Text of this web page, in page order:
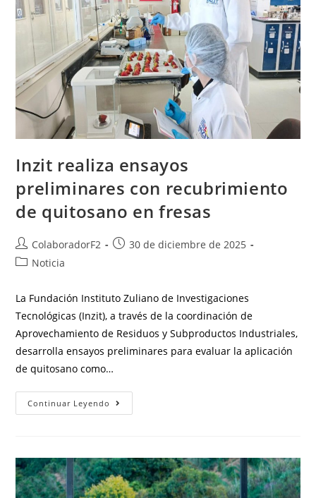
Inzit realiza ensayos
preliminares con recubrimiento
de quitosano en fresas
ColaboradorF2
30 de diciembre de 2025
Noticia
La Fundación Instituto Zuliano de Investigaciones
Tecnológicas (Inzit), a través de la coordinación de
Aprovechamiento de Residuos y Subproductos Industriales,
desarrolla ensayos preliminares para evaluar la aplicación
de quitosano como…
Continuar Leyendo